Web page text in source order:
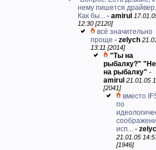
нему пишется
Как бы... - amirul
12:30 [2120]
всё значительно
проще - zelych
13:11 [2014]
"Ты на
рыбалку?"
на рыбалку" -
amirul 21.01.05
[2041]
вместо
по
исп... -
21.01.05
[1946]